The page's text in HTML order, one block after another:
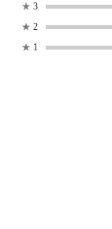
★ 3
★ 2
★ 1